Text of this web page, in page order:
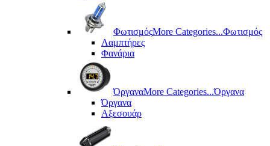
ΦωτισμόςMore Categories...Φωτισμός
Λαμπτήρες
Φανάρια
ΌργαναMore Categories...Όργανα
Όργανα
Αξεσουάρ